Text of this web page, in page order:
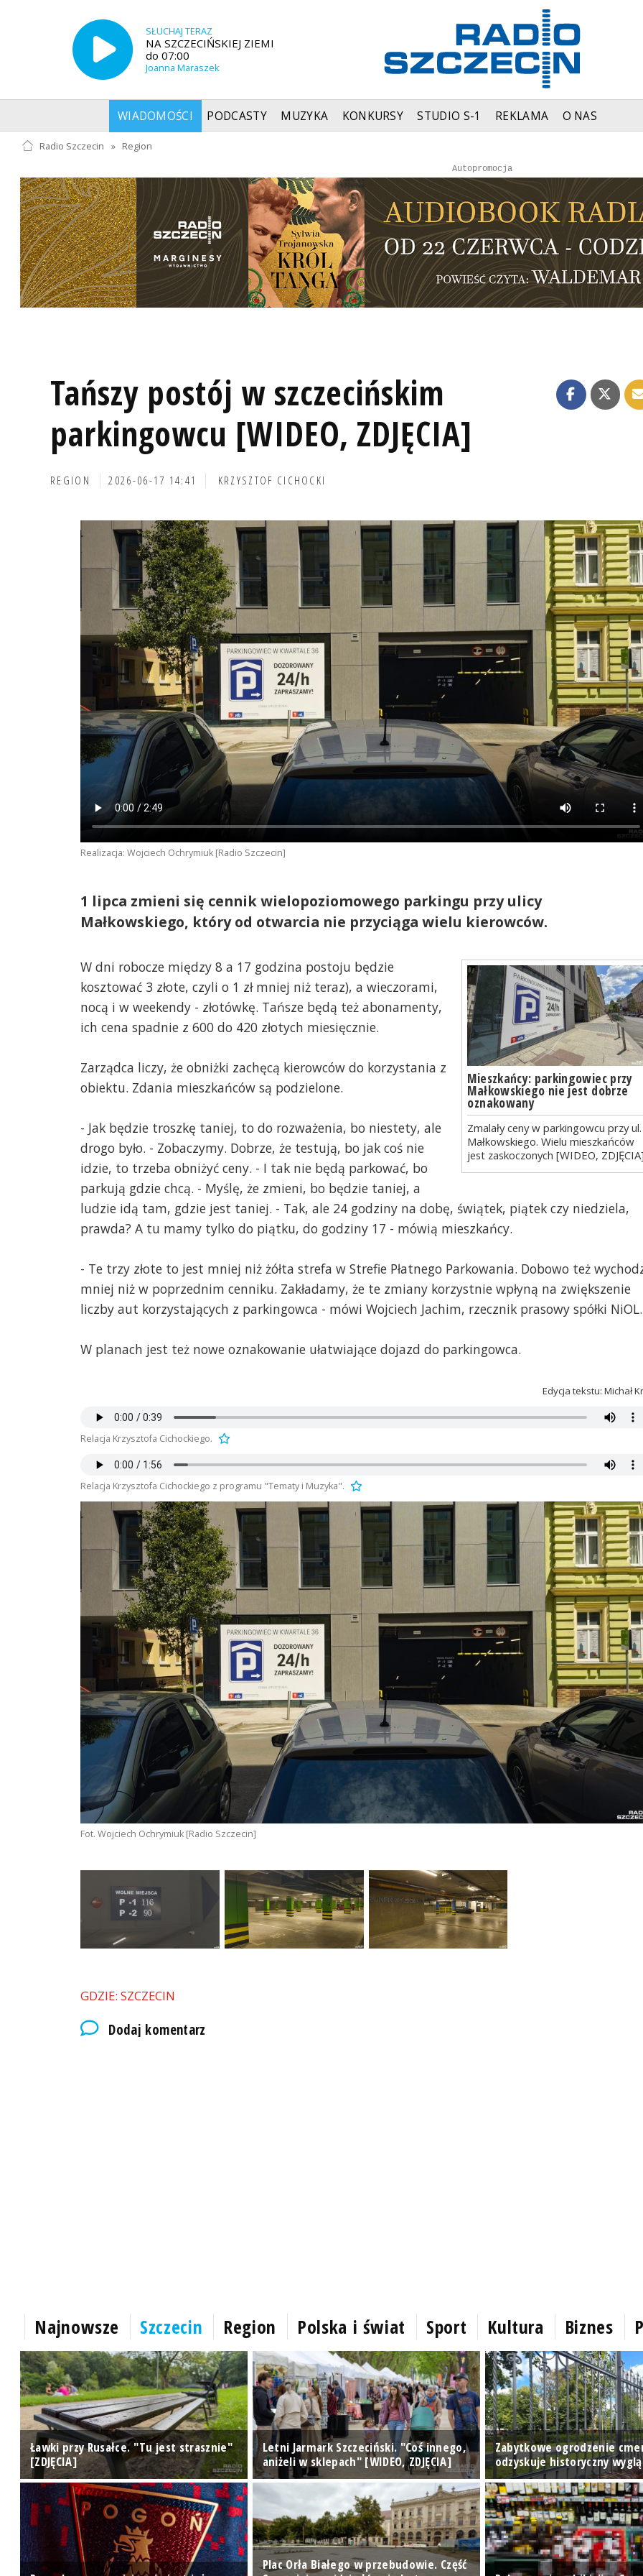
SŁUCHAJ TERAZ
NA SZCZECIŃSKIEJ ZIEMI
do 07:00
Joanna Maraszek
WIADOMOŚCI PODCASTY MUZYKA KONKURSY STUDIO S-1 REKLAMA O NAS
Radio Szczecin » Region
Autopromocja
Reklama
Autopromocja
Tańszy postój w szczecińskim
parkingowcu [WIDEO, ZDJĘCIA]
REGION 2026-06-17 14:41 KRZYSZTOF CICHOCKI
Realizacja: Wojciech Ochrymiuk [Radio Szczecin]
1 lipca zmieni się cennik wielopoziomowego parkingu przy ulicy
Małkowskiego, który od otwarcia nie przyciąga wielu kierowców.
Mieszkańcy: parkingowiec przy
Małkowskiego nie jest dobrze
oznakowany
Zmalały ceny w parkingowcu przy ul.
Małkowskiego. Wielu mieszkańców
jest zaskoczonych [WIDEO,
W dni robocze między 8 a 17 godzina postoju będzie
kosztować 3 złote, czyli o 1 zł mniej niż teraz), a wieczorami,
nocą i w weekendy - złotówkę. Tańsze będą też abonamenty,
ich cena spadnie z 600 do 420 złotych miesięcznie.
Zarządca liczy, że obniżki zachęcą kierowców do korzystania z
obiektu. Zdania mieszkańców są podzielone.
- Jak będzie troszkę taniej, to do rozważenia, bo niestety, ale
drogo było. - Zobaczymy. Dobrze, że testują, bo jak coś nie
idzie, to trzeba obniżyć ceny. - I tak nie będą parkować, bo
parkują gdzie chcą. - Myślę, że zmieni, bo będzie taniej, a
ludzie idą tam, gdzie jest taniej. - Tak, ale 24 godziny na dobę, świątek, piątek czy niedziela,
prawda? A tu mamy tylko do piątku, do godziny 17 - mówią mieszkańcy.
- Te trzy złote to jest mniej niż żółta strefa w Strefie Płatnego Parkowania. Dobowo też
mniej niż w poprzednim cenniku. Zakładamy, że te zmiany korzystnie wpłyną na zwiększenie
liczby aut korzystających z parkingowca - mówi Wojciech Jachim, rzecznik prasowy spółki NiOL.
W planach jest też nowe oznakowanie ułatwiające dojazd do parkingowca.
Edycja tekstu: Michał
Relacja Krzysztofa Cichockiego.
Relacja Krzysztofa Cichockiego z programu "Tematy i Muzyka".
Fot. Wojciech Ochrymiuk [Radio Szczecin]
GDZIE: SZCZECIN
Dodaj komentarz
Najnowsze Szczecin Region Polska i świat Sport Kultura Biznes
Ławki przy Rusałce. "Tu jest strasznie"
[ZDJĘCIA]
Letni Jarmark Szczeciński. "Coś innego,
aniżeli w sklepach" [WIDEO, ZDJĘCIA]
Zabytkowe ogrodzenie
odzyskuje historyczny
Plac Orła Białego w przebudowie. Część